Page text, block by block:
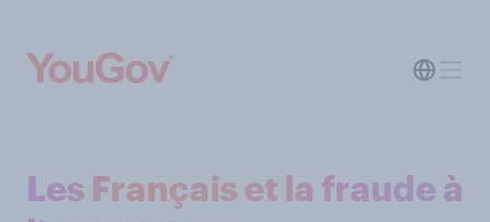
Les Français et la fraude à